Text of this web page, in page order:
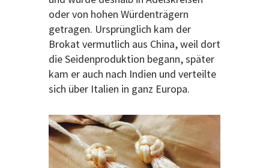
oder von hohen Würdenträgern
getragen. Ursprünglich kam der
Brokat vermutlich aus China, weil dort
die Seidenproduktion begann, später
kam er auch nach Indien und verteilte
sich über Italien in ganz Europa.